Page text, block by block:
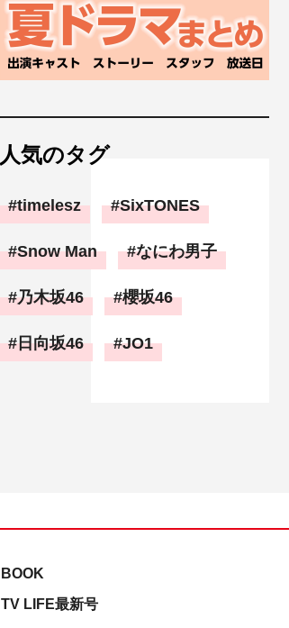
人気のタグ
timelesz SixTONES
Snow Man なにわ男子
乃木坂46 櫻坂46
日向坂46 JO1
BOOK
TV LIFE最新号